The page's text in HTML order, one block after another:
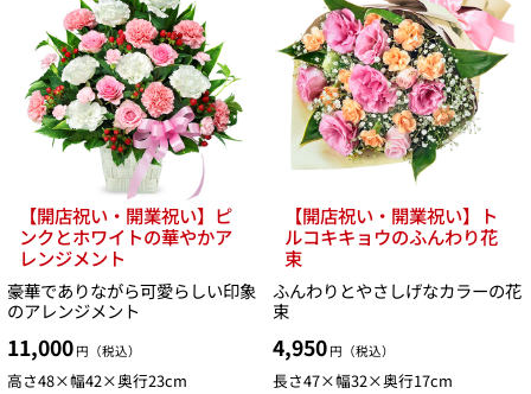
【開店祝い・開業祝い】ピ
ンクとホワイトの華やかア
レンジメント
豪華でありながら可愛らしい印象
のアレンジメント
11,000 円（税込）
高さ48×幅42×奥行23cm
【開店祝い・開業祝い】ト
ルコキキョウのふんわり花
束
ふんわりとやさしげなカラーの花
束
4,950 円（税込）
長さ47×幅32×奥行17cm